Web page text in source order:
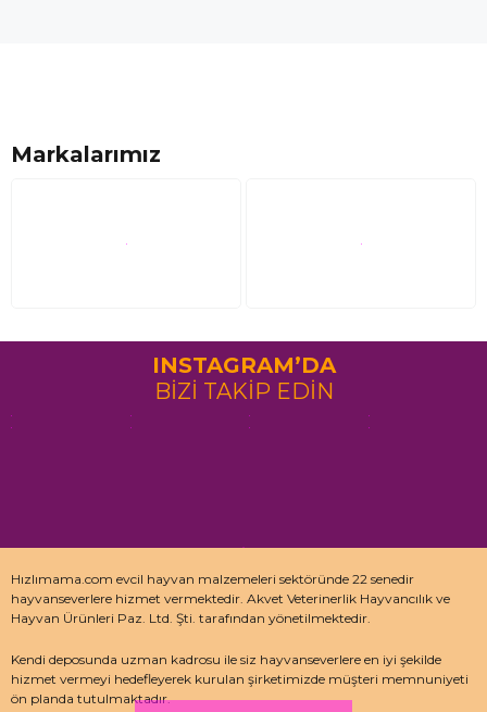
Markalarımız
INSTAGRAM’DA
BİZİ TAKİP EDİN
Hızlımama.com evcil hayvan malzemeleri sektöründe 22 senedir
hayvanseverlere hizmet vermektedir. Akvet Veterinerlik Hayvancılık ve
Hayvan Ürünleri Paz. Ltd. Şti. tarafından yönetilmektedir.
Kendi deposunda uzman kadrosu ile siz hayvanseverlere en iyi şekilde
hizmet vermeyi hedefleyerek kurulan şirketimizde müşteri memnuniyeti
ön planda tutulmaktadır.